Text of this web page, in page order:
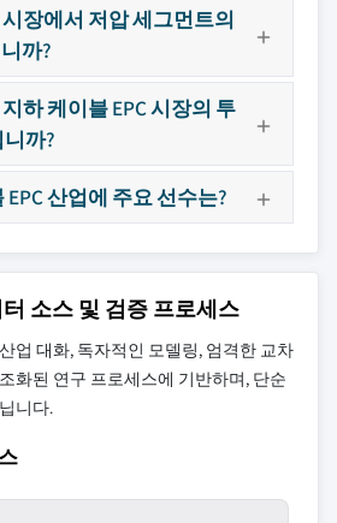
시장에서 저압 세그먼트의
까?
하 케이블 EPC 시장의 투
까?
산업에 주요 선수는?
소스 및 검증 프로세스
업 대화, 독자적인 모델링, 엄격한 교차
화된 연구 프로세스에 기반하며, 단순
니다.